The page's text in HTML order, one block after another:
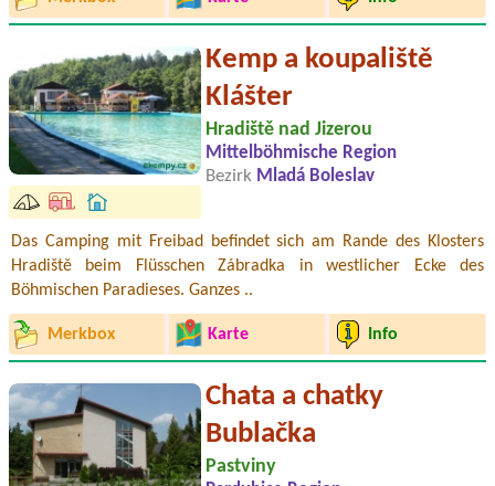
Kemp a koupaliště
Klášter
Hradiště nad Jizerou
Mittelböhmische Region
Bezirk Mladá Boleslav
Das Camping mit Freibad befindet sich am Rande des Klosters
Hradiště beim Flüsschen Zábradka in westlicher Ecke des
Böhmischen Paradieses. Ganzes ..
Merkbox Karte Info
Chata a chatky
Bublačka
Pastviny